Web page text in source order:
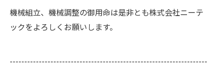
機械組立、機械調整の御用命は是非とも株式会社ニーテ
ックをよろしくお願いします。
--------------------------------------------------------------------